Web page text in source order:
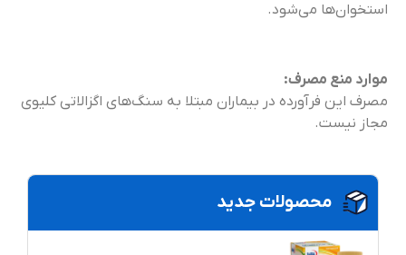
استخوان‌ها می‌شود.
موارد منع مصرف:
مصرف این فرآورده در بیماران مبتلا به سنگ‌های اگزالاتی کلیوی
مجاز نیست.
محصولات جدید